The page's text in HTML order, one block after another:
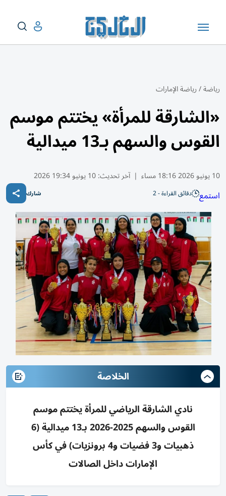
رياضة/رياضة الإمارات
«الشارقة للمرأة» يختتم موسم
القوس والسهم بـ13 ميدالية
10 يونيو 2026 18:16 مساء | آخر تحديث:10 يونيو 19:34 2026
استمع دقائق القراءة - 2 شارك
الخلاصة
نادي الشارقة الرياضي للمرأة يختتم موسم
القوس والسهم 2025-2026 بـ13 ميدالية (6
ذهبيات و3 فضيات و4 برونزيات) في كأس
الإمارات داخل الصالات